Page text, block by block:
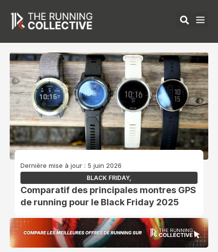
contenu
Dernière mise à jour : 5 juin 2026
BLACK FRIDAY,
Comparatif des principales montres GPS
de running pour le Black Friday 2025